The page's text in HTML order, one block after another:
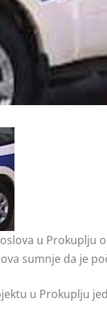
u Prokuplju
sumnje da je
u Prokuplju